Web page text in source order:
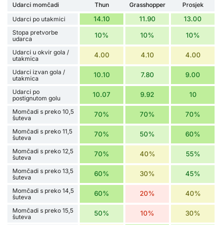
Udarci momčadi Thun Grasshopper
Prosjek
Udarci po utakmici
14.10 11.90 13.00
Stopa pretvorbe
udarca
10% 10% 10%
Udarci u okvir gola /
utakmica
4.00 4.10 4.00
Udarci izvan gola /
utakmica
10.10 7.80 9.00
Udarci po
postignutom golu
10.07 9.92 10
Momčadi s preko 10,5
šuteva
70% 70% 70%
Momčadi s preko 11,5
šuteva
70% 50% 60%
Momčadi s preko 12,5
šuteva
70% 40% 55%
Momčadi s preko 13,5
šuteva
60% 30% 45%
Momčadi s preko 14,5
šuteva
60% 20% 40%
Momčadi s preko 15,5
šuteva
50% 10% 30%